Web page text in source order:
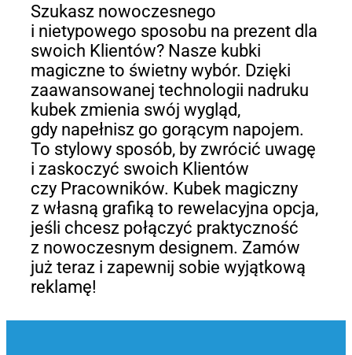
Szukasz nowoczesnego
i nietypowego sposobu na prezent dla
swoich Klientów? Nasze kubki
magiczne to świetny wybór. Dzięki
zaawansowanej technologii nadruku
kubek zmienia swój wygląd,
gdy napełnisz go gorącym napojem.
To stylowy sposób, by zwrócić uwagę
i zaskoczyć swoich Klientów
czy Pracowników. Kubek magiczny
z własną grafiką to rewelacyjna opcja,
jeśli chcesz połączyć praktyczność
z nowoczesnym designem. Zamów
już teraz i zapewnij sobie wyjątkową
reklamę!